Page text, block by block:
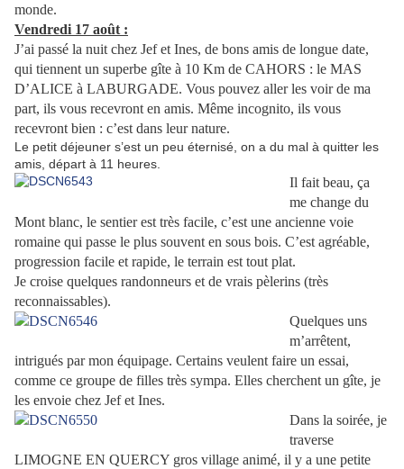
monde.
Vendredi 17 août :
J’ai passé la nuit chez Jef et Ines, de bons amis de longue date,
qui tiennent un superbe gîte à 10 Km de CAHORS : le MAS
D’ALICE à LABURGADE. Vous pouvez aller les voir de ma
part, ils vous recevront en amis. Même incognito, ils vous
recevront bien : c’est dans leur nature.
Le petit déjeuner s’est un peu éternisé, on a du mal à quitter les
amis, départ à 11 heures.
Il fait beau, ça
me change du
Mont blanc, le sentier est très facile, c’est une ancienne voie
romaine qui passe le plus souvent en sous bois. C’est agréable,
progression facile et rapide, le terrain est tout plat.
Je croise quelques randonneurs et de vrais pèlerins (très
reconnaissables).
Quelques uns
m’arrêtent,
intrigués par mon équipage. Certains veulent faire un essai,
comme ce groupe de filles très sympa. Elles cherchent un gîte, je
les envoie chez Jef et Ines.
Dans la soirée, je
traverse
LIMOGNE EN QUERCY gros village animé, il y a une petite